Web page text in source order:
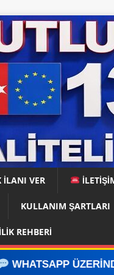
VER
KULLANIM ŞARTLARI
REHBERI
İLETİŞİM